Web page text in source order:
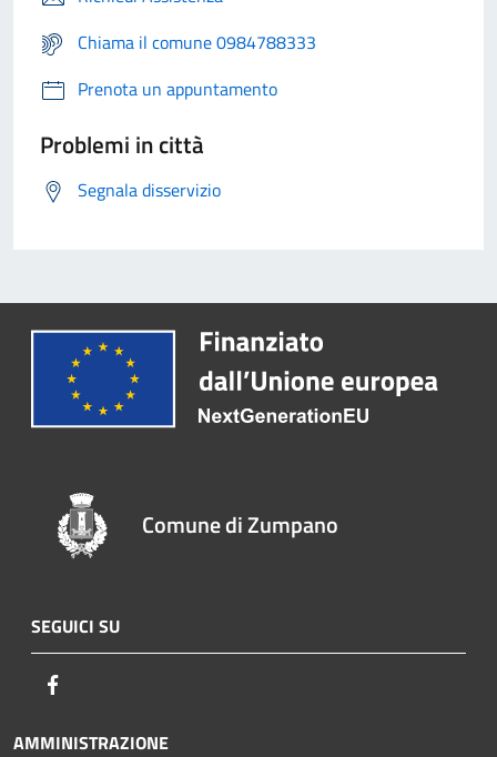
Chiama il comune 0984788333
Prenota un appuntamento
Problemi in città
Segnala disservizio
Comune di Zumpano
SEGUICI SU
AMMINISTRAZIONE